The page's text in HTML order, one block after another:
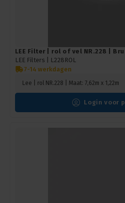
LEE Filter | rol of vel NR.228 |
LEE Filters |
L228ROL
7-14 werkdagen
Lee | rol NR.228 | Maat: 7,62m x 1,22m
Login voor